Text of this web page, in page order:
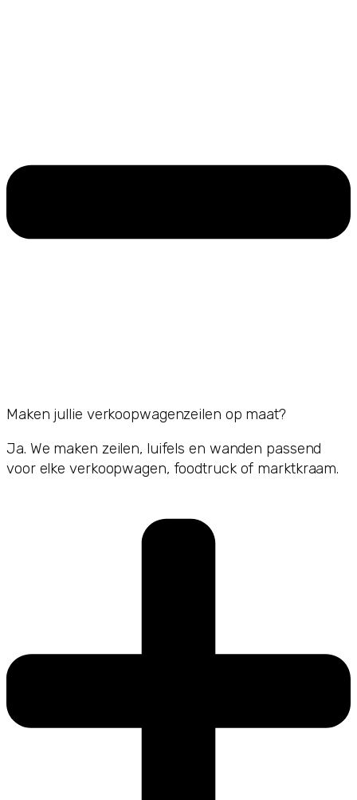
Maken jullie verkoopwagenzeilen op maat?
Ja. We maken zeilen, luifels en wanden passend
voor elke verkoopwagen, foodtruck of marktkraam.